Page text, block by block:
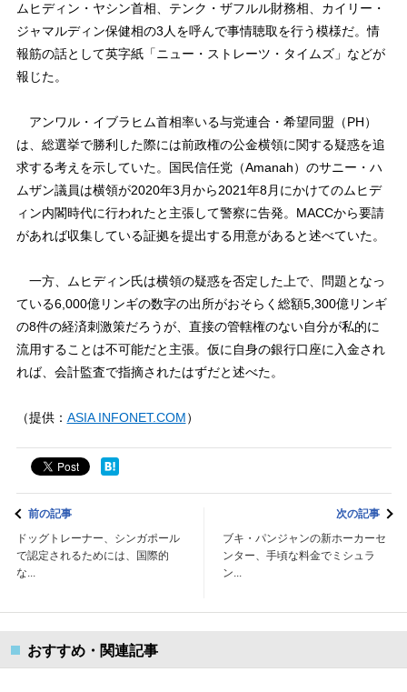
ムヒディン・ヤシン首相、テンク・ザフルル財務相、カイリー・
ジャマルディン保健相の3人を呼んで事情聴取を行う模様だ。情
報筋の話として英字紙「ニュー・ストレーツ・タイムズ」などが
報じた。
アンワル・イブラヒム首相率いる与党連合・希望同盟（PH）
は、総選挙で勝利した際には前政権の公金横領に関する疑惑を追
求する考えを示していた。国民信任党（Amanah）のサニー・ハ
ムザン議員は横領が2020年3月から2021年8月にかけてのムヒデ
ィン内閣時代に行われたと主張して警察に告発。MACCから要請
があれば収集している証拠を提出する用意があると述べていた。
一方、ムヒディン氏は横領の疑惑を否定した上で、問題となっ
ている6,000億リンギの数字の出所がおそらく総額5,300億リンギ
の8件の経済刺激策だろうが、直接の管轄権のない自分が私的に
流用することは不可能だと主張。仮に自身の銀行口座に入金され
れば、会計監査で指摘されたはずだと述べた。
（提供： ASIA INFONET.COM）
前の記事
ドッグトレーナー、シンガポール
で認定されるためには、国際的
な...
次の記事
ブキ・パンジャンの新ホーカーセ
ンター、手頃な料金でミシュラ
ン...
おすすめ・関連記事